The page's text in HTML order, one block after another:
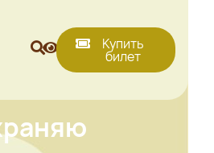
Купить
билет